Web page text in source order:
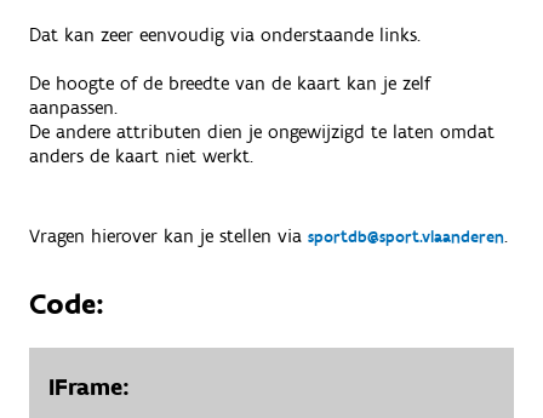
Dat kan zeer eenvoudig via onderstaande links.
De hoogte of de breedte van de kaart kan je zelf
aanpassen.
De andere attributen dien je ongewijzigd te laten omdat
anders de kaart niet werkt.
Vragen hierover kan je stellen via sportdb@sport.vlaanderen.
Code:
IFrame: